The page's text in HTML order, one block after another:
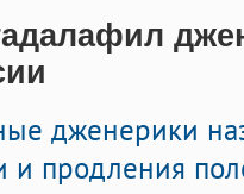
дженерики
и продления